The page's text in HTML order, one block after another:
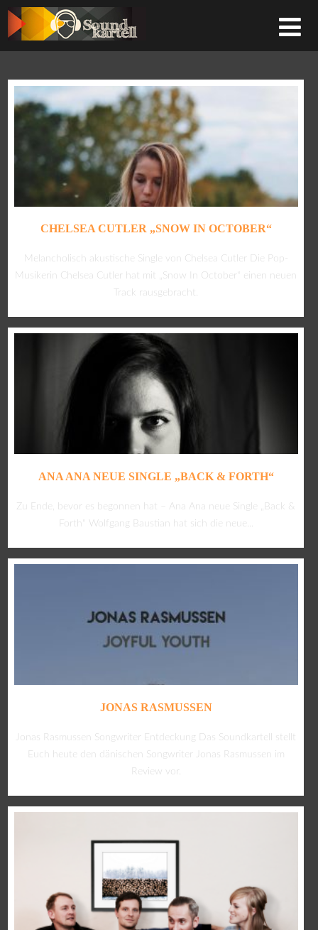
CHELSEA CUTLER „SNOW IN OCTOBER“
Melancholisch akustische Single von Chelsea Cutler Die Pop-
Musikerin Chelsea Cutler hat mit „Snow In October“ einen neuen
Track rausgebracht.
ANA ANA NEUE SINGLE „BACK & FORTH“
Zu Ende, bevor es begonnen hat – Ana Ana neue Single „Back &
Forth“ Wolfgang Baustian hat sich die neue...
JONAS RASMUSSEN
Jonas Rasmussen Songwriter Entdeckung Das Soundkartell stellt
Euch heute den dänischen Songwriter Jonas Rasmussen im
Review vor.